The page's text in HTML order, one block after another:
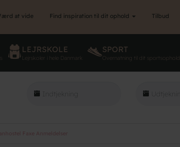
at vide Find inspiration til dit ophold Tilbud
LEJRSKOLE
Lejrskoler i hele Danmark
SPORT
Overnatning til dit sportsophold